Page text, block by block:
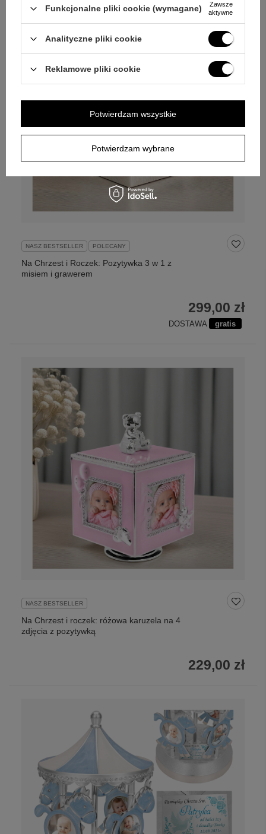
NASZ BESTSELLER POLECANY
Na Chrzest i Roczek: Pozytywka 3 w 1 z
misiem i grawerem
299,00 zł
DOSTAWA gratis
NASZ BESTSELLER
Na Chrzest i roczek: różowa karuzela na 4
zdjęcia z pozytywką
229,00 zł
Funkcjonalne pliki cookie (wymagane)
Zawsze
aktywne
Analityczne pliki cookie
Reklamowe pliki cookie
Potwierdzam wybrane
Potwierdzam wszystkie